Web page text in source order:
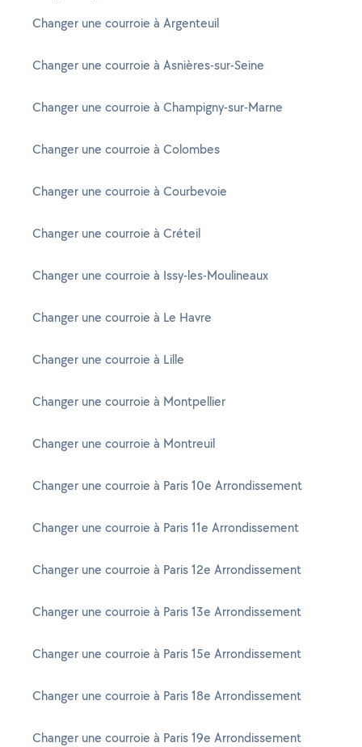
Changer une courroie à Argenteuil
Changer une courroie à Asnières-sur-Seine
Changer une courroie à Champigny-sur-Marne
Changer une courroie à Colombes
Changer une courroie à Courbevoie
Changer une courroie à Créteil
Changer une courroie à Issy-les-Moulineaux
Changer une courroie à Le Havre
Changer une courroie à Lille
Changer une courroie à Montpellier
Changer une courroie à Montreuil
Changer une courroie à Paris 10e Arrondissement
Changer une courroie à Paris 11e Arrondissement
Changer une courroie à Paris 12e Arrondissement
Changer une courroie à Paris 13e Arrondissement
Changer une courroie à Paris 15e Arrondissement
Changer une courroie à Paris 18e Arrondissement
Changer une courroie à Paris 19e Arrondissement